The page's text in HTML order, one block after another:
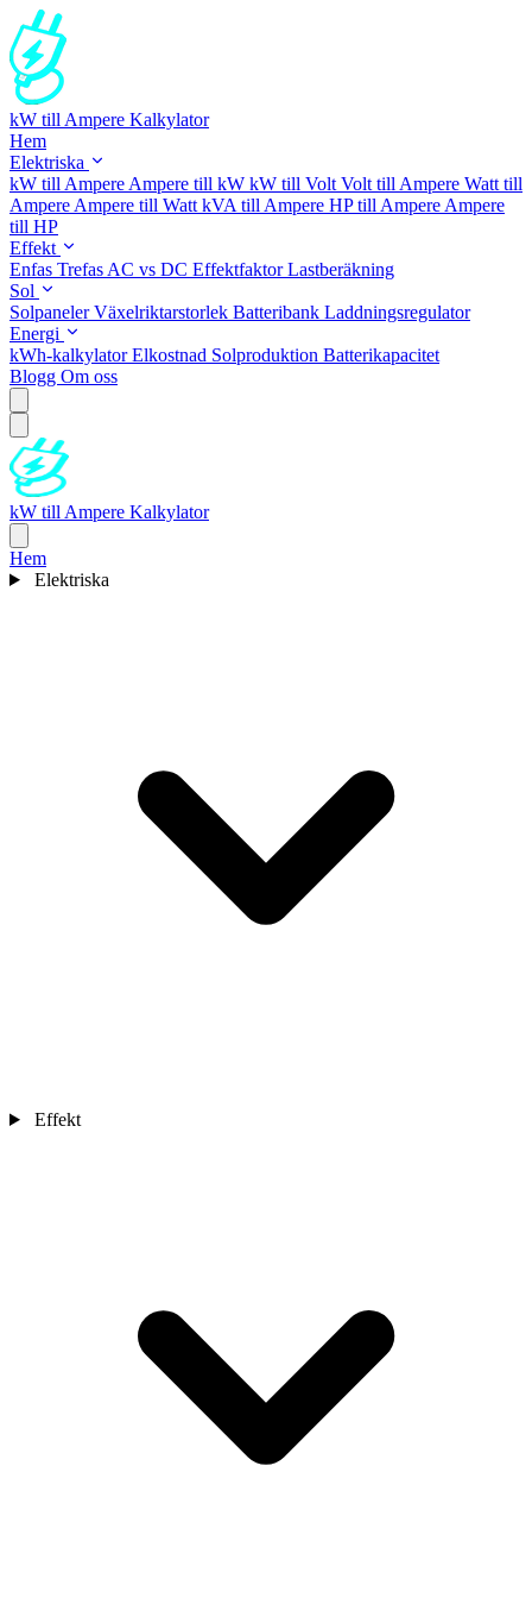
kW till Ampere Kalkylator
Hem
Elektriska
kW till Ampere Ampere till kW kW till Volt Volt till Ampere Watt till
Ampere Ampere till Watt kVA till Ampere HP till Ampere Ampere
till HP
Effekt
Enfas Trefas AC vs DC EffektfaktorLastberäkning
Sol
SolpanelerVäxelriktarstorlek Batteribank Laddningsregulator
Energi
kWh-kalkylatorElkostnad Solproduktion Batterikapacitet
Blogg Om oss
kW till Ampere Kalkylator
Hem
Elektriska
Effekt